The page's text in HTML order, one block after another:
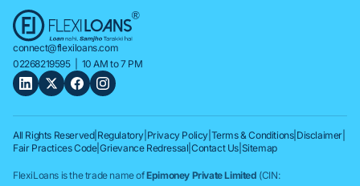
connect@flexiloans.com
02268219595| 10 AM to 7 PM
All Rights Reserved| Regulatory Privacy Policy Terms & Conditions| Disclaimer
Fair Practices Code|Grievance Redressal |Contact Us Sitemap
FlexiLoans is the trade name ofEpimoney Private Limited (CIN: